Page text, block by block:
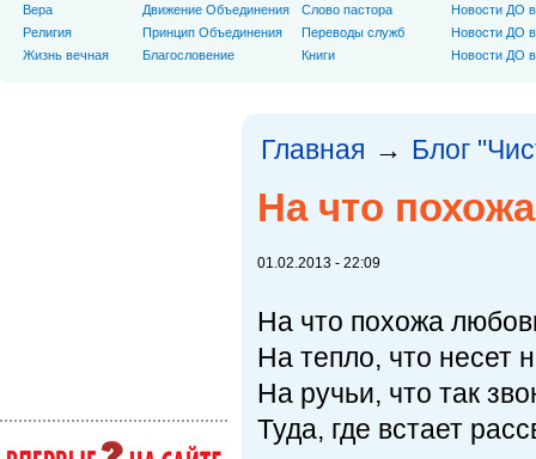
Главная → Блог
На что
01.02.2013 - 22:09
На что похожа
На тепло, что несет
На ручьи, что так
Туда, где встает
Вера
Религия
Жизнь вечная
Движение Объединения
Принцип Объединения
Благословение
Слово пастора
Переводы служб
Книги
Новости ДО
Новости ДО
Новости ДО